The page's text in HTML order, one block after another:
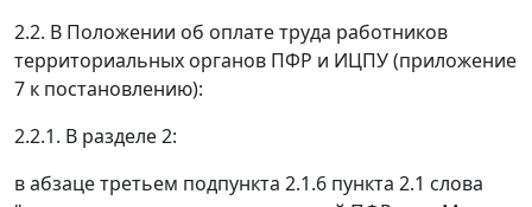
2.2. В Положении об оплате труда работников
территориальных органов ПФР и ИЦПУ (приложение
7 к постановлению):
2.2.1. В разделе 2:
в абзаце третьем подпункта 2.1.6 пункта 2.1 слова